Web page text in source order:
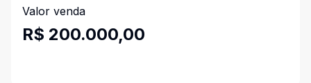
Valor venda
R$ 200.000,00